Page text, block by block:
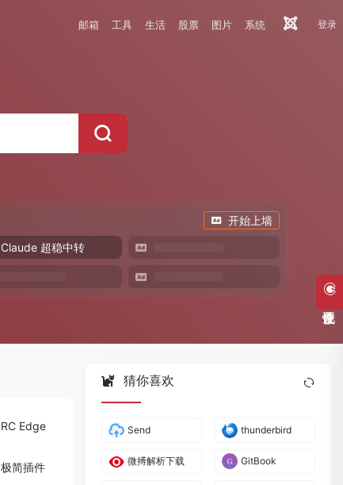
邮箱 工具 生活 股票 图片 系统 登录
开始上墙
Claude 超稳中转
RC Edge
极简插件
猜你喜欢
Send thunderbird
微搏解析下载 GitBook